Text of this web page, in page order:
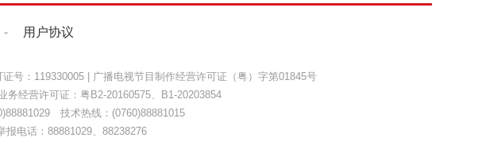
- 用户协议
号：119330005
广播电视节目制作经营许可证（粤）字第01845号
务经营许可证： 粤B2-20160575、
B1-20203854
技术热线：(0760)88881015
电话：88881029、88238276